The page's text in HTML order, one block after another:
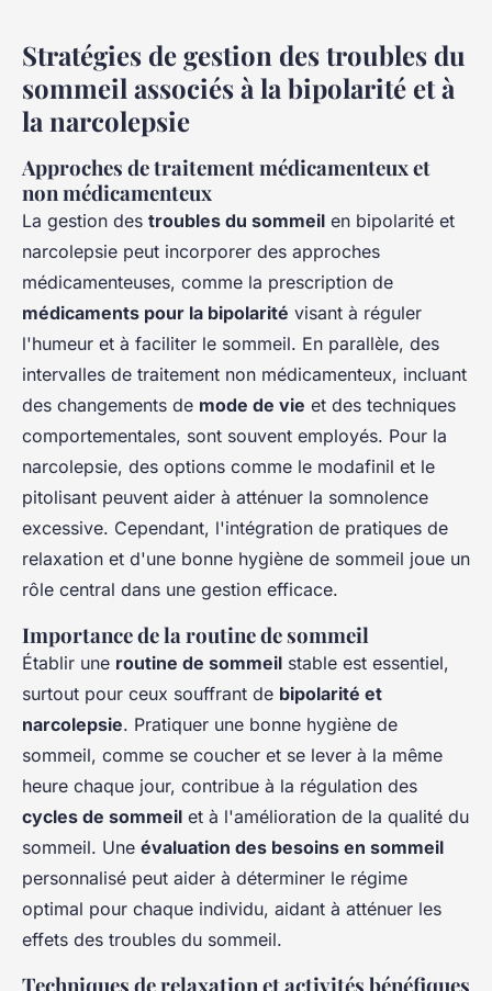
Stratégies de gestion des troubles du
sommeil associés à la bipolarité et à
la narcolepsie
Approches de traitement médicamenteux et
non médicamenteux
La gestion des troubles du sommeil en bipolarité et
narcolepsie peut incorporer des approches
médicamenteuses, comme la prescription de
médicaments pour la bipolarité visant à réguler
l'humeur et à faciliter le sommeil. En parallèle, des
intervalles de traitement non médicamenteux, incluant
des changements de mode de vie et des techniques
comportementales, sont souvent employés. Pour la
narcolepsie, des options comme le modafinil et le
pitolisant peuvent aider à atténuer la somnolence
excessive. Cependant, l'intégration de pratiques de
relaxation et d'une bonne hygiène de sommeil joue un
rôle central dans une gestion efficace.
Importance de la routine de sommeil
Établir une routine de sommeil stable est essentiel,
surtout pour ceux souffrant de bipolarité et
narcolepsie. Pratiquer une bonne hygiène de
sommeil, comme se coucher et se lever à la même
heure chaque jour, contribue à la régulation des
cycles de sommeil et à l'amélioration de la qualité du
sommeil. Une évaluation des besoins en sommeil
personnalisé peut aider à déterminer le régime
optimal pour chaque individu, aidant à atténuer les
effets des troubles du sommeil.
Techniques de relaxation et activités bénéfiques